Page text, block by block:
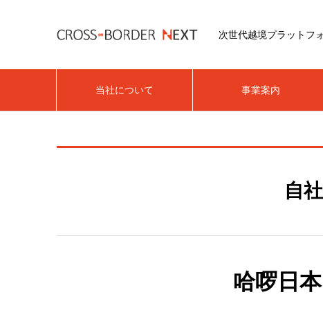
次世代越境プラットフ
当社について 事業案内
自
哈啰日